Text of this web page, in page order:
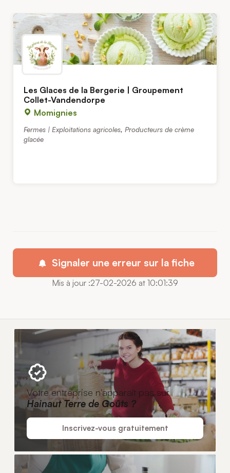
Les Glaces de la Bergerie | Groupement
Collet-Vandendorpe
Momignies
Fermes | Exploitations agricoles, Producteurs de crème
glacée
Signaler une erreur sur la fiche
Mis à jour :27-02-2026 at 10:01:39
Votre entreprise n'apparaît pas sur
Hainaut Terre de Goûts ?
Inscrivez-vous gratuitement